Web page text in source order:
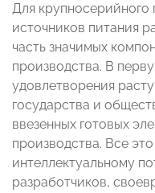
Для крупносерийного
источников питания
часть значимых
производства. В
удовлетворения
государства и
ввезенных готовых
производства. Все
интеллектуальному
разработчиков,